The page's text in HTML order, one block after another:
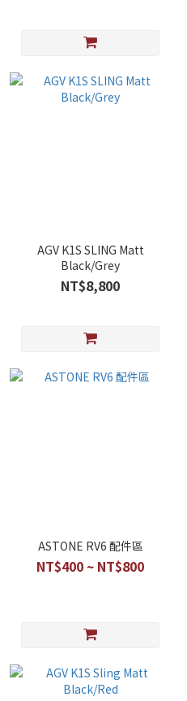
AGV K1S SLING Matt
Black/Grey
NT$8,800
ASTONE RV6 配件區
NT$400 ~ NT$800